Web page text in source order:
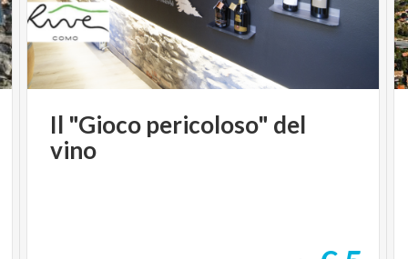
Il "Gioco pericoloso" del
vino